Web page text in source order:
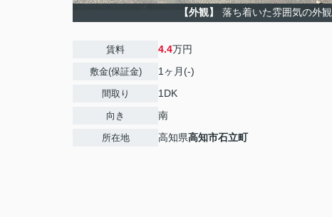
【外観】 落ち着いた雰囲気の外
賃料 4.4万円
敷金(保証金) 1ヶ月(-)
間取り 1DK
向き 南
所在地 高知県高知市石立町